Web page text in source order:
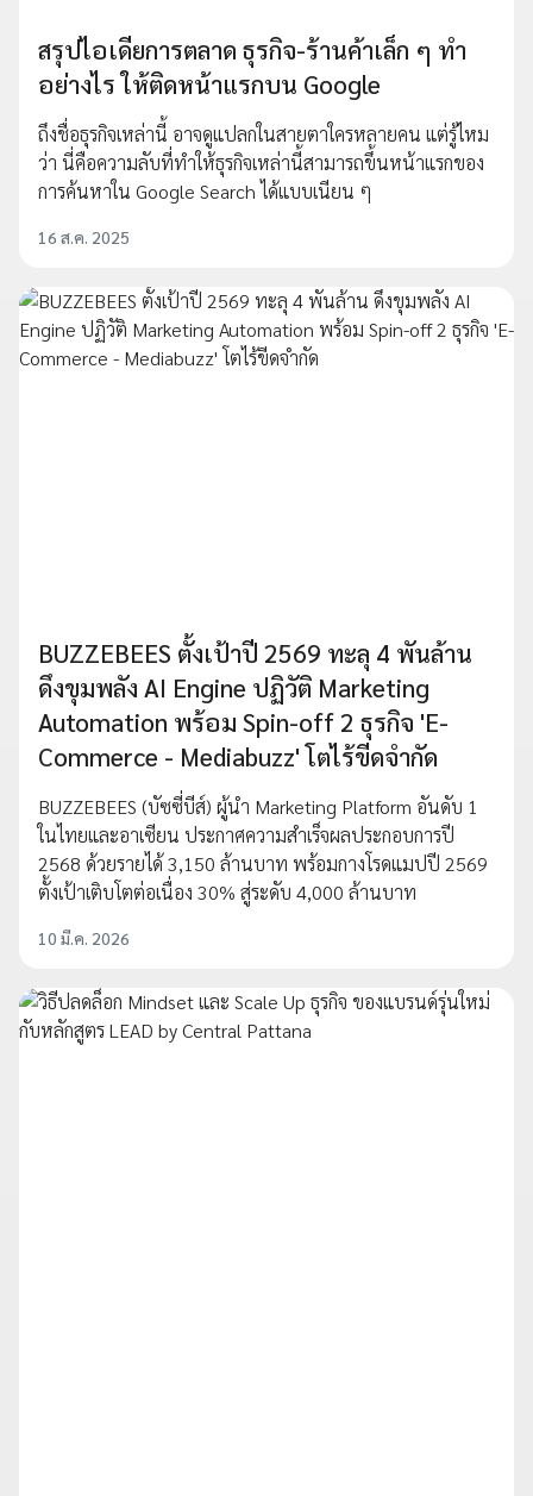
สรุปไอเดียการตลาด ธุรกิจ-ร้านค้าเล็ก ๆ ทำ
อย่างไร ให้ติดหน้าแรกบน Google
ถึงชื่อธุรกิจเหล่านี้ อาจดูแปลกในสายตาใครหลายคน แต่รู้ไหม
ว่า นี่คือความลับที่ทำให้ธุรกิจเหล่านี้สามารถขึ้นหน้าแรกของ
การค้นหาใน Google Search ได้แบบเนียน ๆ
16 ส.ค. 2025
BUZZEBEES ตั้งเป้าปี 2569 ทะลุ 4 พันล้าน
ดึงขุมพลัง AI Engine ปฏิวัติ Marketing
Automation พร้อม Spin-off 2 ธุรกิจ 'E-
Commerce - Mediabuzz' โตไร้ขีดจำกัด
BUZZEBEES (บัซซี่บีส์) ผู้นำ Marketing Platform อันดับ 1
ในไทยและอาเซียน ประกาศความสำเร็จผลประกอบการปี
2568 ด้วยรายได้ 3,150 ล้านบาท พร้อมกางโรดแมปปี 2569
ตั้งเป้าเติบโตต่อเนื่อง 30% สู่ระดับ 4,000 ล้านบาท
10 มี.ค. 2026